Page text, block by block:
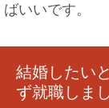
ばいいです。
結婚したい
ず就職しま